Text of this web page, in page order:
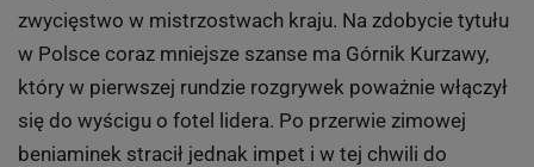
zwycięstwo w mistrzostwach kraju. Na zdobycie tytułu
w Polsce coraz mniejsze szanse ma Górnik Kurzawy,
który w pierwszej rundzie rozgrywek poważnie włączył
się do wyścigu o fotel lidera. Po przerwie zimowej
beniaminek stracił jednak impet i w tej chwili do